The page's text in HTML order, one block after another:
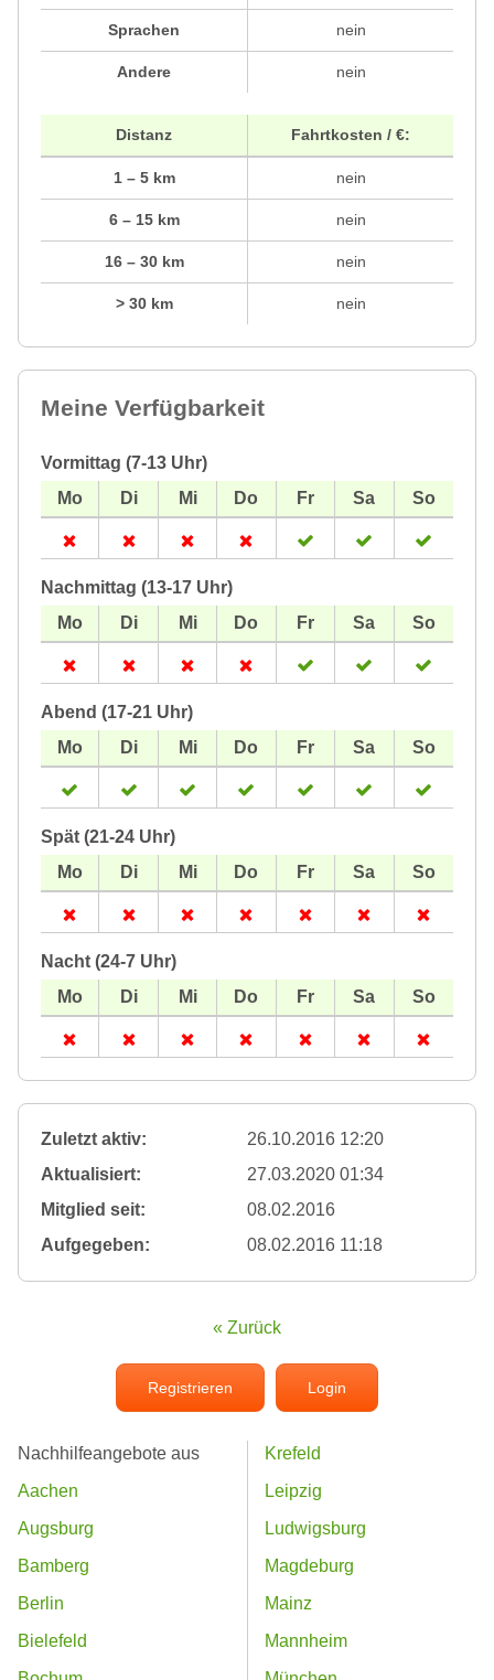
Sprachen
Andere
nein
nein
Distanz
1 – 5 km
6 – 15 km
16 – 30 km
> 30 km
Fahrtkosten / €:
nein
nein
nein
nein
Meine Verfügbarkeit
Vormittag (7-13 Uhr)
Nachmittag (13-17 Uhr)
Abend (17-21 Uhr)
Spät (21-24 Uhr)
Nacht (24-7 Uhr)
Zuletzt aktiv:
26.10.2016 12:20
Aktualisiert:
27.03.2020 01:34
Mitglied seit:
08.02.2016
Aufgegeben:
08.02.2016 11:18
« Zurück
Registrieren Login
Nachhilfeangebote aus
Aachen
Augsburg
Bamberg
Berlin
Bielefeld
Krefeld
Leipzig
Ludwigsburg
Magdeburg
Mainz
Mannheim